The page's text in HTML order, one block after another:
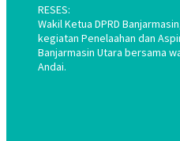
RESES:
Wakil Ketua DPRD
kegiatan Penelaahan dan
Banjarmasin Utara bersama
Andai.